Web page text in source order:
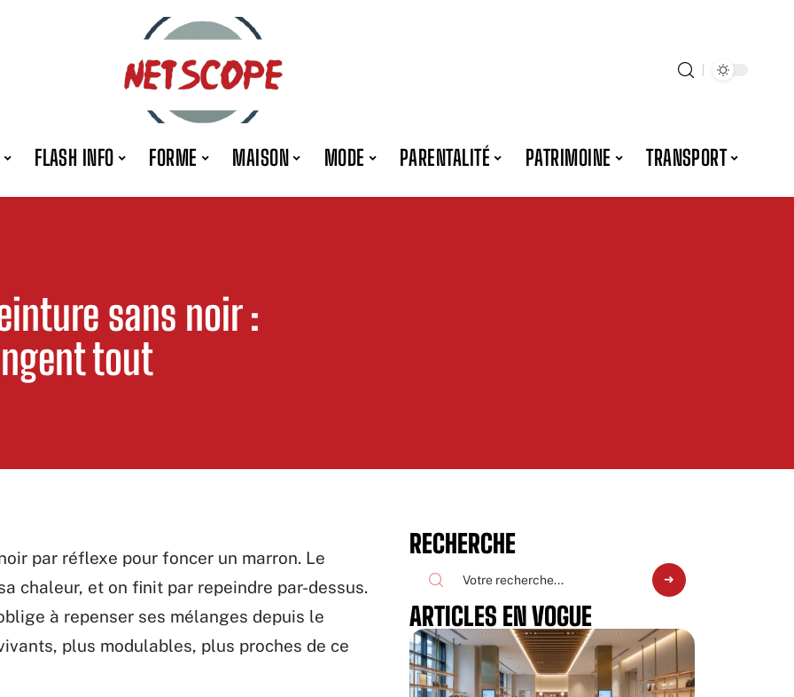
FLASH INFO FORME MAISON MODE PARENTALITÉ PATRIMOINE TRANSPORT
sans noir :
tout
par réflexe pour foncer un marron. Le
chaleur, et on finit par repeindre par-dessus.
à repenser ses mélanges depuis le
plus modulables, plus proches de ce
RECHERCHE
ARTICLES EN VOGUE